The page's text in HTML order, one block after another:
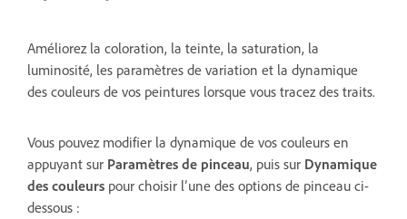
Améliorez la coloration, la teinte, la saturation, la
luminosité, les paramètres de variation et la dynamique
des couleurs de vos peintures lorsque vous tracez des traits.
Vous pouvez modifier la dynamique de vos couleurs en
appuyant sur Paramètres de pinceau, puis sur Dynamique
des couleurs pour choisir l’une des options de pinceau ci-
dessous :